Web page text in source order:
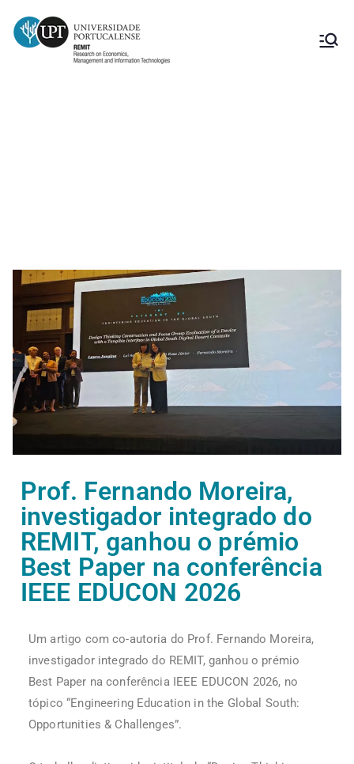
Prof. Fernando Moreira,
investigador integrado do
REMIT, ganhou o prémio
Best Paper na conferência
IEEE EDUCON 2026
Um artigo com co-autoria do Prof. Fernando Moreira,
investigador integrado do REMIT, ganhou o prémio
Best Paper na conferência IEEE EDUCON 2026, no
tópico “Engineering Education in the Global South:
Opportunities & Challenges”.